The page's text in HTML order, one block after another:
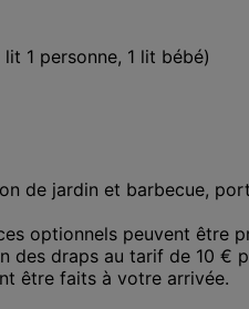
1 personne, 1 lit bébé)
de jardin et barbecue,
optionnels peuvent être
des draps au tarif de 10 €
être faits à votre arrivée.